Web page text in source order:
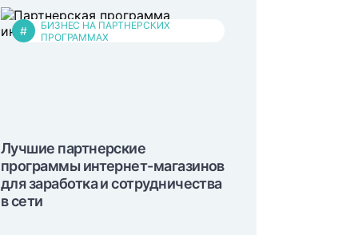
#
БИЗНЕС НА ПАРТНЕРСКИХ
ПРОГРАММАХ
Лучшие партнерские
программы интернет-магазинов
для заработка и сотрудничества
в сети